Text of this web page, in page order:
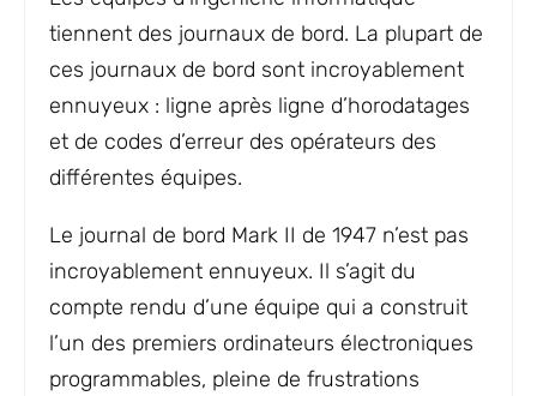
tiennent des journaux de bord. La plupart de
ces journaux de bord sont incroyablement
ennuyeux : ligne après ligne d’horodatages
et de codes d’erreur des opérateurs des
différentes équipes.
Le journal de bord Mark II de 1947 n’est pas
incroyablement ennuyeux. Il s’agit du
compte rendu d’une équipe qui a construit
l’un des premiers ordinateurs électroniques
programmables, pleine de frustrations